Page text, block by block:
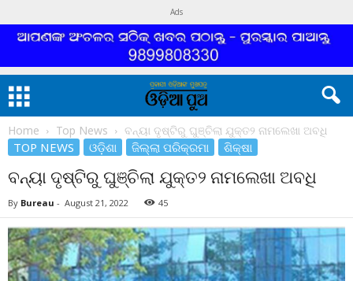
Ads
Home Top News ବନ୍ୟା ଦୃଷ୍ଟିରୁ ଘୁଞ୍ଚିଲା ଯୁକ୍ତ୨ ନାମଲେଖା ଅବଧି
TOP NEWS ଓଡ଼ିଶା ଜିଲ୍ଲା ପରିକ୍ରମା ଶିକ୍ଷା
ବନ୍ୟା ଦୃଷ୍ଟିରୁ ଘୁଞ୍ଚିଲା ଯୁକ୍ତ୨ ନାମଲେଖା ଅବଧି
By Bureau - August 21, 2022 45